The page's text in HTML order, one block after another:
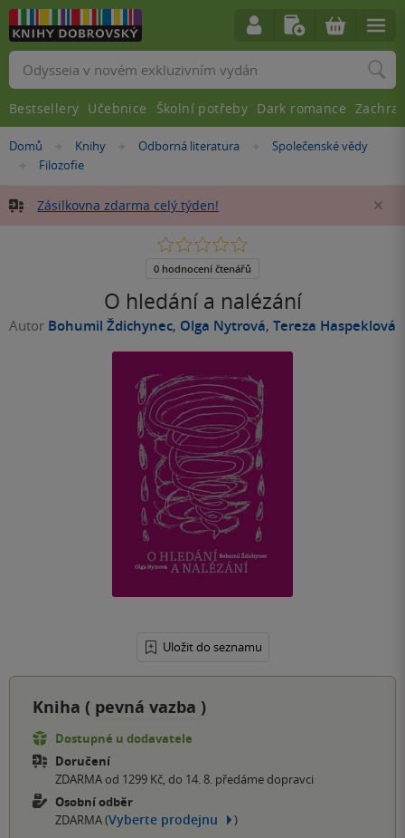
Nacházíte
Domů »Knihy »
Odborná literatura »
Společenské vědy
»Filozofie
Zásilkovna zdarma celý týden!
O hledání a nalézání
Autor Bohumil Ždichynec, Olga Nytrová, Tereza Haspeklová
Uložit do seznamu
0.0
5
0 hodnocení čtenářů
Kniha ( pevná vazba )
Dostupné u dodavatele
Doručení
ZDARMA od 1299 Kč, do 14. 8. předáme dopravci
Osobní odběr
ZDARMA (Vyberte prodejnu )
Vyhledávání
Bestsellery Učebnice Školní potřeby Dark romance